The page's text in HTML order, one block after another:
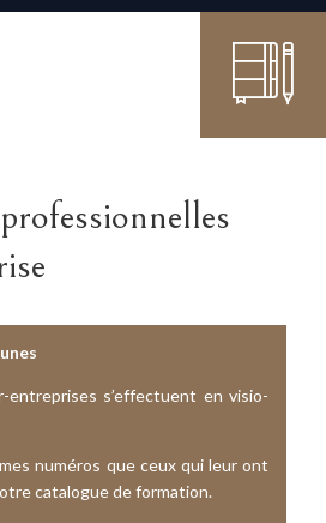
entreprises s’effectuent en visio-
numéros que ceux qui leur ont
catalogue de formation.